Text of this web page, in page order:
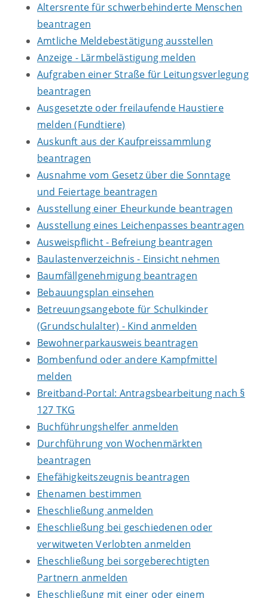
Altersrente für schwerbehinderte Menschen
beantragen
Amtliche Meldebestätigung ausstellen
Anzeige - Lärmbelästigung melden
Aufgraben einer Straße für Leitungsverlegung
beantragen
Ausgesetzte oder freilaufende Haustiere
melden (Fundtiere)
Auskunft aus der Kaufpreissammlung
beantragen
Ausnahme vom Gesetz über die Sonntage
und Feiertage beantragen
Ausstellung einer Eheurkunde beantragen
Ausstellung eines Leichenpasses beantragen
Ausweispflicht - Befreiung beantragen
Baulastenverzeichnis - Einsicht nehmen
Baumfällgenehmigung beantragen
Bebauungsplan einsehen
Betreuungsangebote für Schulkinder
(Grundschulalter) - Kind anmelden
Bewohnerparkausweis beantragen
Bombenfund oder andere Kampfmittel
melden
Breitband-Portal: Antragsbearbeitung nach §
127 TKG
Buchführungshelfer anmelden
Durchführung von Wochenmärkten
beantragen
Ehefähigkeitszeugnis beantragen
Ehenamen bestimmen
Eheschließung anmelden
Eheschließung bei geschiedenen oder
verwitweten Verlobten anmelden
Eheschließung bei sorgeberechtigten
Partnern anmelden
Eheschließung mit einer oder einem